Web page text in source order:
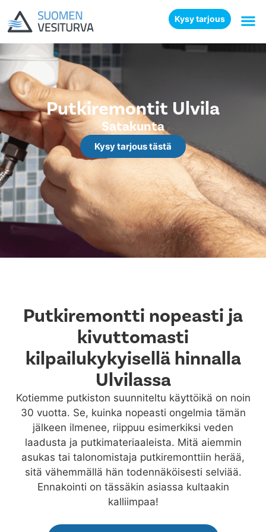
Kysy tarjous
Putkiremontit Ulvila
Satakunta
Kysy tarjous tästä
Putkiremontti nopeasti ja
kivuttomasti
kilpailukykyisellä hinnalla
Ulvilassa
Kotiemme putkiston suunniteltu käyttöikä on noin
30 vuotta. Se, kuinka nopeasti ongelmia tämän
jälkeen ilmenee, riippuu esimerkiksi veden
laadusta ja putkimateriaaleista. Mitä aiemmin
asukas tai talonomistaja putkiremonttiin herää,
sitä vähemmällä hän todennäköisesti selviää.
Ennakointi on tässäkin asiassa kultaakin
kalliimpaa!